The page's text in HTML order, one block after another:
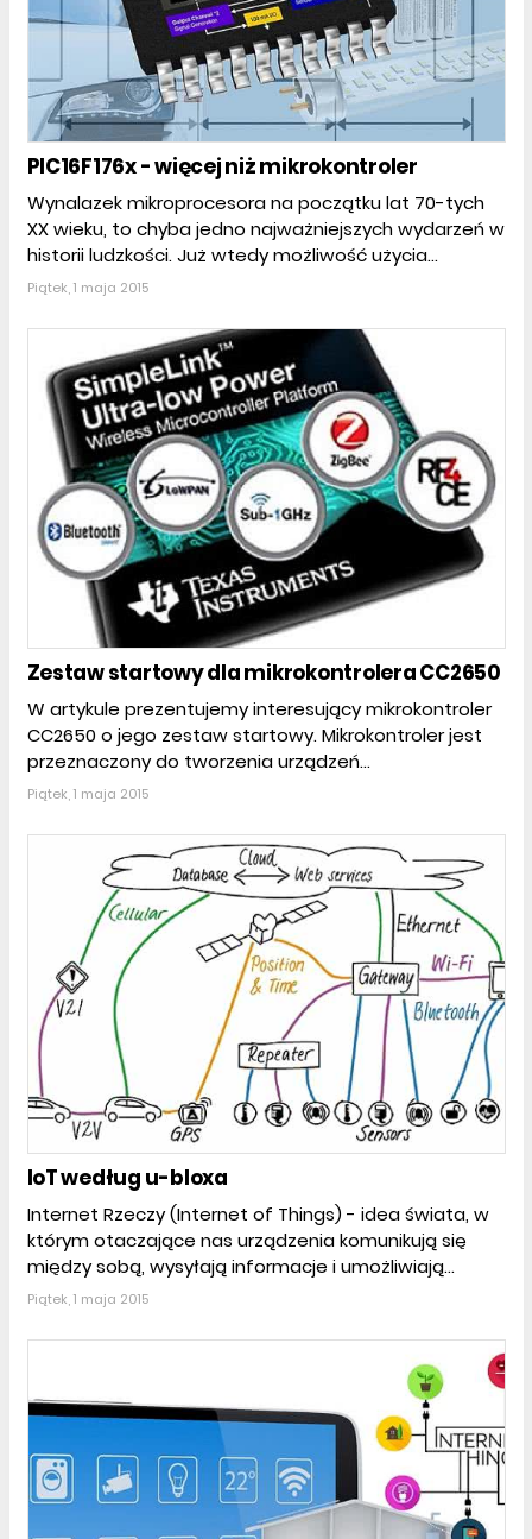
PIC16F176x - więcej niż mikrokontroler
Wynalazek mikroprocesora na początku lat 70-tych
XX wieku, to chyba jedno najważniejszych wydarzeń w
historii ludzkości. Już wtedy możliwość użycia...
Piątek, 1 maja 2015
Zestaw startowy dla mikrokontrolera CC2650
W artykule prezentujemy interesujący mikrokontroler
CC2650 o jego zestaw startowy. Mikrokontroler jest
przeznaczony do tworzenia urządzeń...
Piątek, 1 maja 2015
IoT według u-bloxa
Internet Rzeczy (Internet of Things) - idea świata, w
którym otaczające nas urządzenia komunikują się
między sobą, wysyłają informacje i umożliwiają...
Piątek, 1 maja 2015